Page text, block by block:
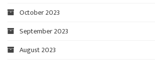
October 2023
September 2023
August 2023